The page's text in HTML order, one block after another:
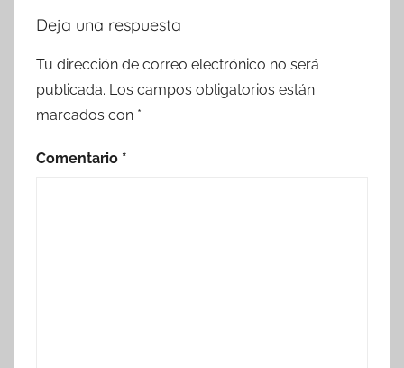
Deja una respuesta
Tu dirección de correo electrónico no será
publicada. Los campos obligatorios están
marcados con *
Comentario *